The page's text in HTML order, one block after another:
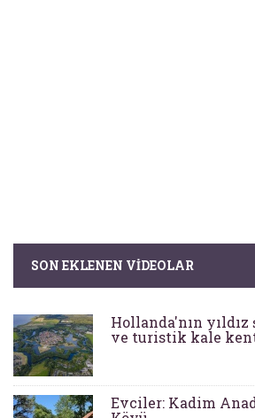
SON EKLENEN VIDEOLAR
Hollanda'nın
ve turistik kale
Evciler: Kadim